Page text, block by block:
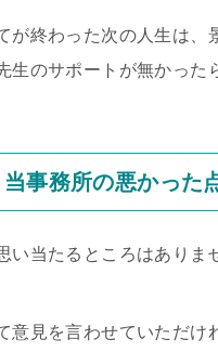
が終わった次の人生は、
生のサポートが無かった
当事務所の悪かった
い当たるところはありま
意見を言わせていただけ